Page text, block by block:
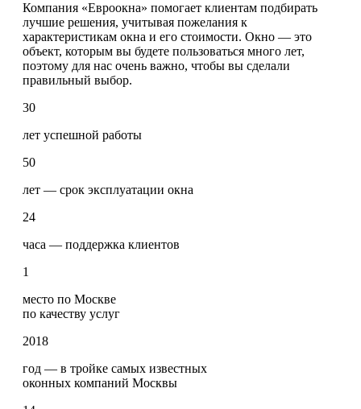
Компания «Евроокна» помогает клиентам подбирать
лучшие решения, учитывая пожелания к
характеристикам окна и его стоимости. Окно — это
объект, которым вы будете пользоваться много лет,
поэтому для нас очень важно, чтобы вы сделали
правильный выбор.
30
лет успешной работы
50
лет — срок эксплуатации окна
24
часа — поддержка клиентов
1
место по Москве
по качеству услуг
2018
год — в тройке самых известных
оконных компаний Москвы